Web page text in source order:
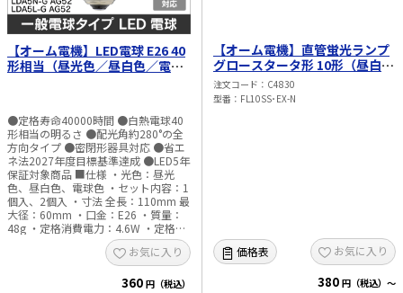
【オーム電機】LED電球 E26 40
形相当（昼光色／昼白色／電球
●定格寿命40000時間 ●白熱電球40
形相当の明るさ ●配光角約280°の全
方向タイプ ●密閉形器具対応 ●省エ
ネ法2027年度目標基準達成 ●LED5年
保証対象商品 ■仕様 ・光色：昼光
色、昼白色、電球色 ・セット内容：1
個入、2個入 ・寸法 全長：110mm 最
大径：60mm ・口金：E26 ・質量：
48g ・定格消費電力：4.6W ・定格入
力電流：90mA ・全光束：560lm ・
エネルギー消費効率：128.2lm／W ・
平均演色評価数：Ra83 ・定格寿命：
40000h ・使用場所：屋内用（屋外使
お気に入り
360 円（税込）
【オーム電機】直管蛍光ランプ
グロースタータ形 10形（昼白
色） FL10SS･EX-N
注文コード
C4830
型番
FL10SS･EX-N
価格表 お気に入り
380 円（税込）～